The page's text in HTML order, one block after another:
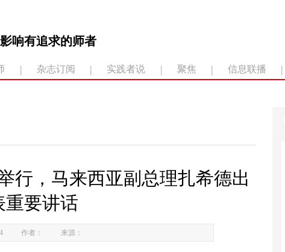
响有追求的师者
| 杂志订阅 | 实践者说 | 聚焦 | 信息联播 |
行，马来西亚副总理扎希德出
重要讲话
作者： 来源：